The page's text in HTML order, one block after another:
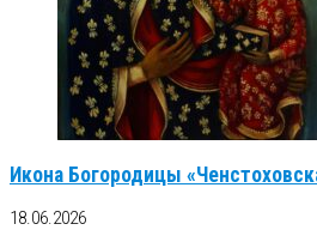
Икона Богородицы
18.06.2026